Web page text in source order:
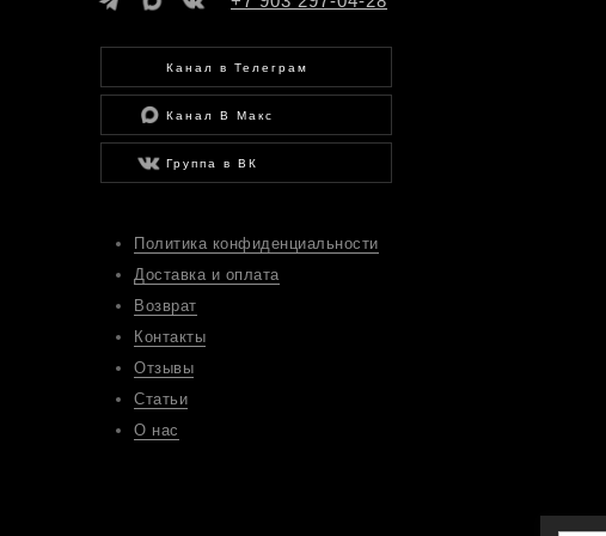
Политика конфиденциальности
Доставка и оплата
Возврат
Контакты
Отзывы
Статьи
О нас
Канал В Макс
Группа в ВК
Канал в Телеграм